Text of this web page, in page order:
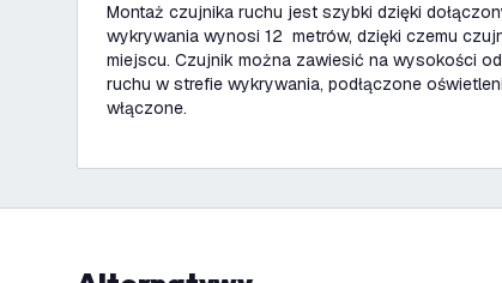
Montaż czujnika ruchu jest szybki dzięki
wykrywania wynosi 12 metrów, dzięki czemu
miejscu. Czujnik można zawiesić na wysokości
ruchu w strefie wykrywania, podłączone
włączone.